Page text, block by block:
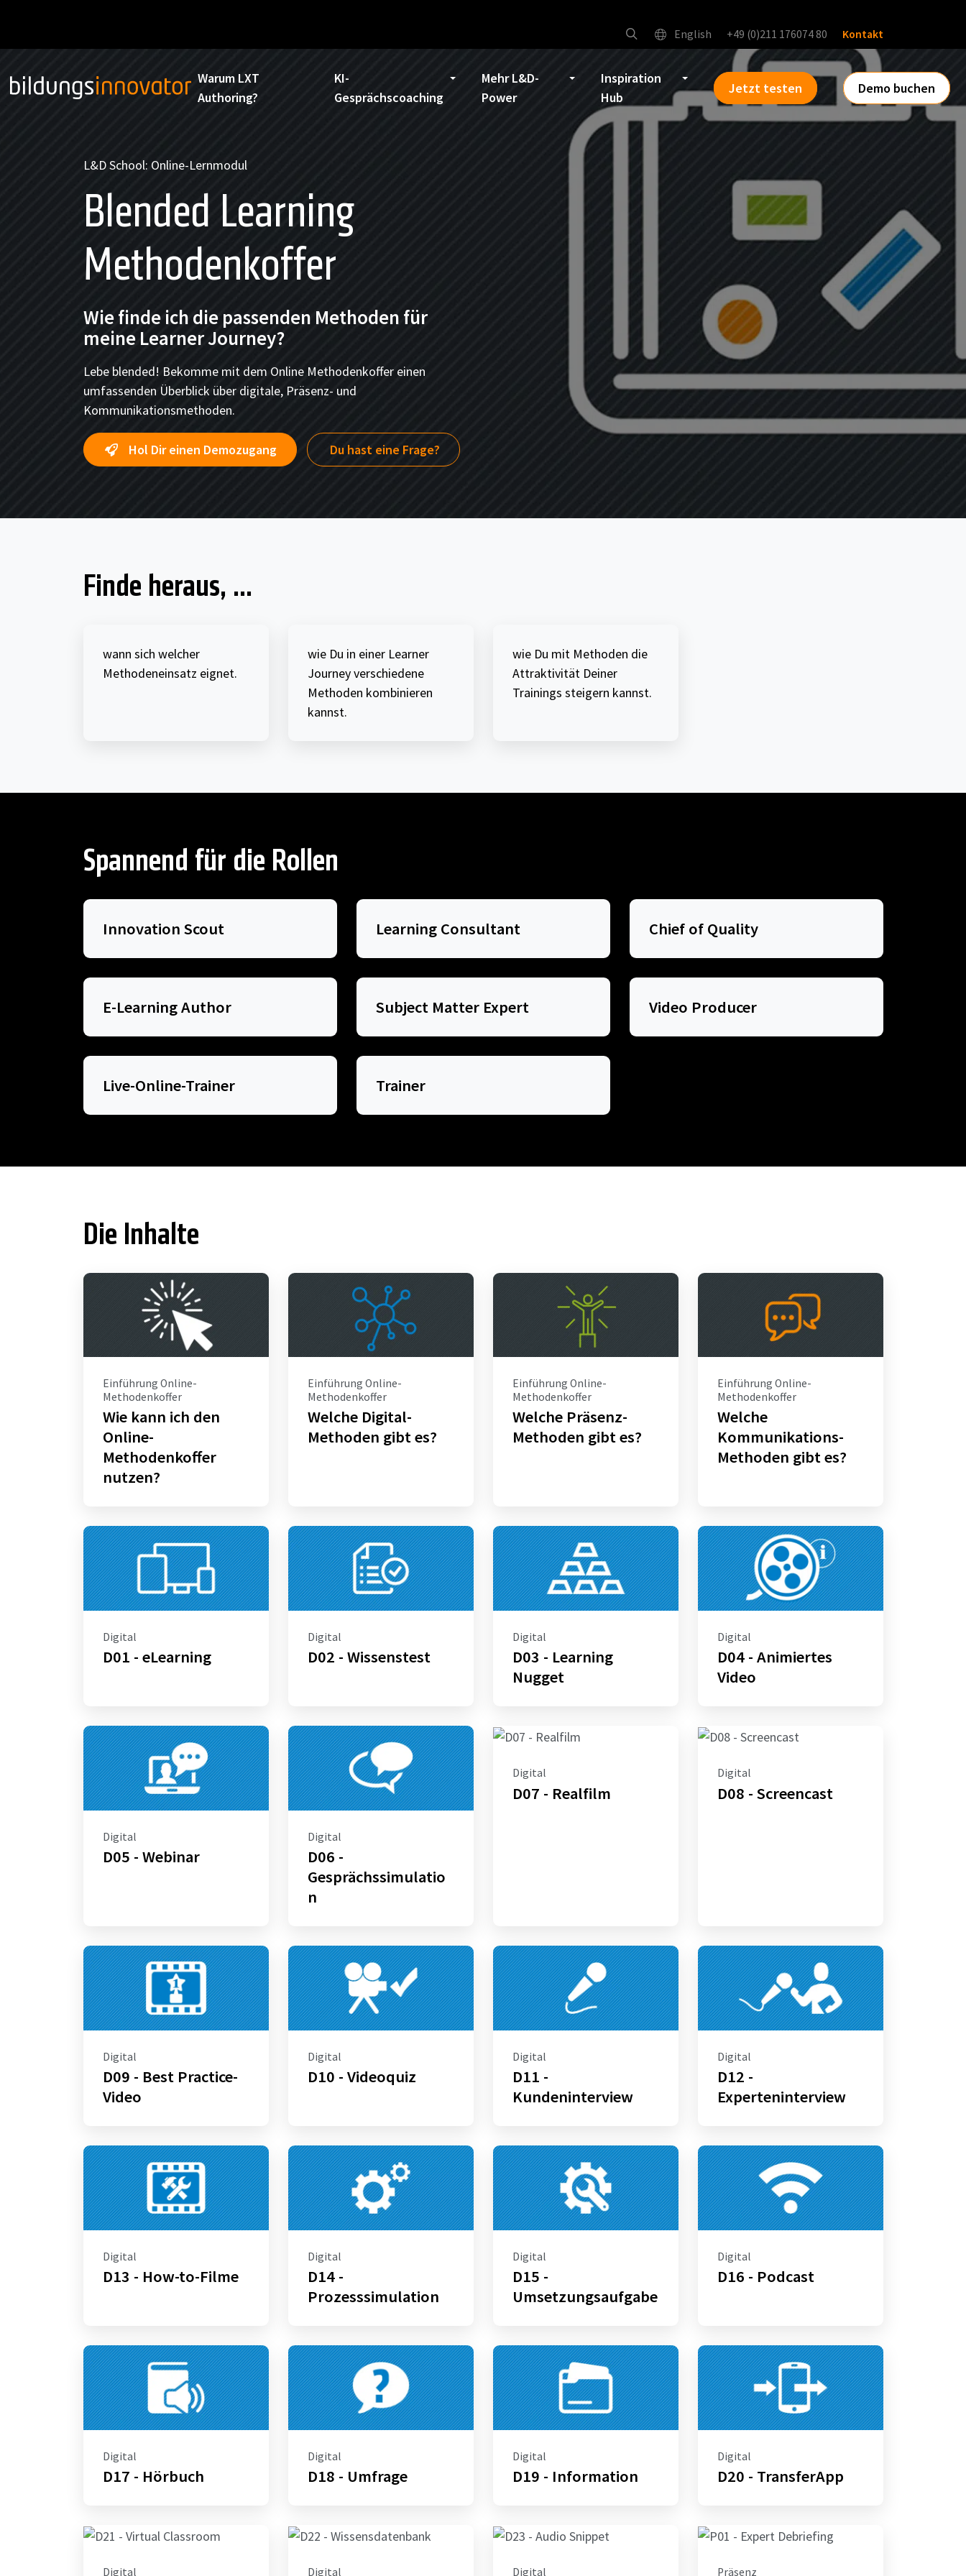
English +49 (0)211 176074 80 Kontakt
Warum LXT
Authoring?
KI-
Gesprächscoaching
Mehr L&D-
Power
Inspiration
Hub
Jetzt testen Demo buchen
L&D School: Online-Lernmodul
Blended Learning
Methodenkoffer
Wie finde ich die passenden Methoden für
meine Learner Journey?
Lebe blended! Bekomme mit dem Online Methodenkoffer einen
umfassenden Überblick über digitale, Präsenz- und
Kommunikationsmethoden.
Hol Dir einen Demozugang Du hast eine Frage?
Finde heraus, ...
wann sich welcher
Methodeneinsatz eignet.
wie Du in einer Learner
Journey verschiedene
Methoden kombinieren
kannst.
wie Du mit Methoden die
Attraktivität Deiner
Trainings steigern kannst.
Spannend für die Rollen
Innovation Scout Learning Consultant Chief of Quality
E-Learning Author Subject Matter Expert Video Producer
Live-Online-Trainer Trainer
Die Inhalte
Einführung Online-
Methodenkoffer
Wie kann ich den
Online-
Methodenkoffer
nutzen?
Einführung Online-
Methodenkoffer
Welche Digital-
Methoden gibt es?
Einführung Online-
Methodenkoffer
Welche Präsenz-
Methoden gibt es?
Einführung Online-
Methodenkoffer
Welche
Kommunikations-
Methoden gibt es?
Digital
D01 - eLearning
Digital
D02 - Wissenstest
Digital
D03 - Learning
Nugget
Digital
D04 - Animiertes
Video
Digital
D05 - Webinar
Digital
D06 -
Gesprächssimulatio
n
Digital
D07 - Realfilm
Digital
D08 - Screencast
Digital
D09 - Best Practice-
Video
Digital
D10 - Videoquiz
Digital
D11 -
Kundeninterview
Digital
D12 -
Experteninterview
Digital
D13 - How-to-Filme
Digital
D14 -
Prozesssimulation
Digital
D15 -
Umsetzungsaufgabe
Digital
D16 - Podcast
Digital
D17 - Hörbuch
Digital
D18 - Umfrage
Digital
D19 - Information
Digital
D20 - TransferApp
Digital Digital Digital Präsenz